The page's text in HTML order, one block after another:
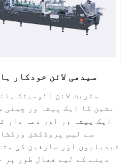
سیدھی لائن خودکار
مشین کا ایک پیشہ ور چینی
ایک پیشہ ور اور ذمہ دار
سے لیس پروڈکشن
تبدیلیوں اور صارفین کی
دینے کے لیے فعال طور